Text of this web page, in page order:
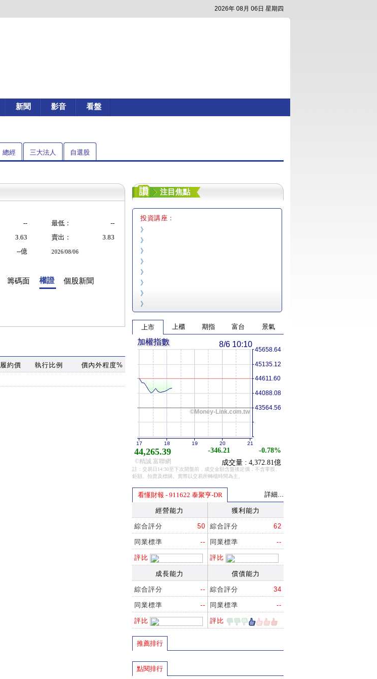
2026年 08月 06日 星期四
新聞 影音 看盤
總經 三大法人 自選股
-- 最低：
--
3.63 賣出：
3.83
--億 2026/08/06
籌碼面 權證 個股新聞
履約價 執行比例
價內外程度%
注目焦點
投資講座：
》
》
》
》
》
》
》
》
上市 上櫃 期指 富台 景氣
©Money-Link.com.tw
8/6 10:10
44,265.39 -346.21
-0.78%
成交量 : 4,372.81億
加權指數
17 18 19 20 21
©精誠.富聯網
43564.56
44088.08
44611.60
45135.12
45658.64
註：交易日14:30至下次開盤前，成交金額含盤後定價，不含零股、
鉅額、拍賣及標購。實際以交易所轉檔時間為主。
看懂財報 - 911622 泰聚亨-DR 詳細...
經營能力 獲利能力
綜合評分 50 綜合評分 62
同業標準 -- 同業標準 --
評比 評比
成長能力 償債能力
綜合評分 -- 綜合評分 34
同業標準 -- 同業標準 --
評比 評比
推薦排行
點閱排行